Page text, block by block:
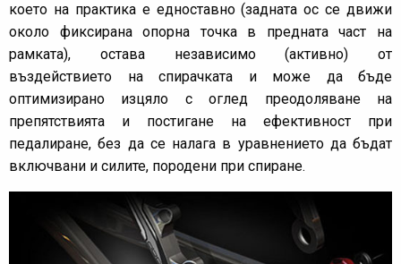
което на практика е едноставно (задната ос се движи
около фиксирана опорна точка в предната част на
рамката), остава независимо (активно) от
въздействието на спирачката и може да бъде
оптимизирано изцяло с оглед преодоляване на
препятствията и постигане на ефективност при
педалиране, без да се налага в уравнението да бъдат
включвани и силите, породени при спиране.